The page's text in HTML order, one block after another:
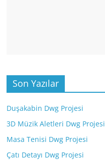
Son Yazılar
Duşakabin Dwg Projesi
3D Müzik Aletleri Dwg Projesi
Masa Tenisi Dwg Projesi
Çatı Detayı Dwg Projesi